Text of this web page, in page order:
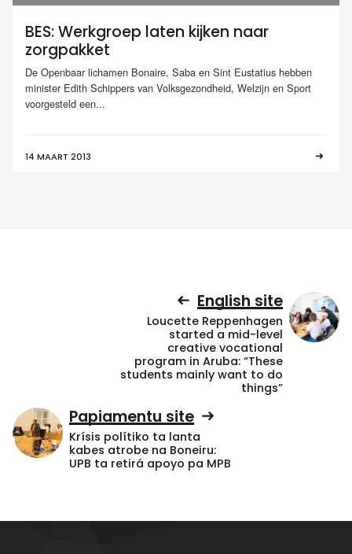
BES: Werkgroep laten kijken naar
zorgpakket
De Openbaar lichamen Bonaire, Saba en Sint Eustatius hebben
minister Edith Schippers van Volksgezondheid, Welzijn en Sport
voorgesteld een...
14 MAART 2013
English site
Loucette Reppenhagen
started a mid-level
creative vocational
program in Aruba: “These
students mainly want to do
things”
Papiamentu site
Krísis polítiko ta lanta
kabes atrobe na Boneiru:
UPB ta retirá apoyo pa MPB